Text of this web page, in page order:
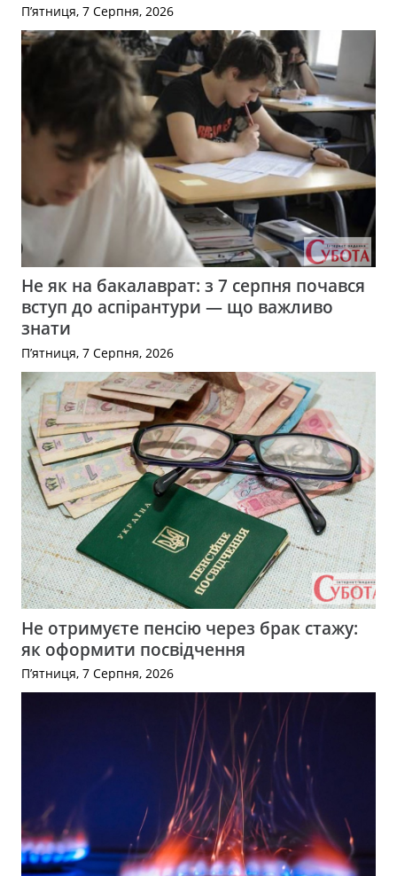
П’ятниця, 7 Серпня, 2026
Не як на бакалаврат: з 7 серпня почався
вступ до аспірантури — що важливо
знати
П’ятниця, 7 Серпня, 2026
Не отримуєте пенсію через брак стажу:
як оформити посвідчення
П’ятниця, 7 Серпня, 2026